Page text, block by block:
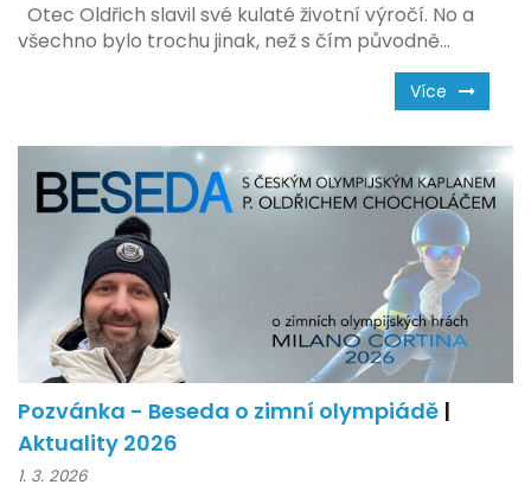
Otec Oldřich slavil své kulaté životní výročí. No a
všechno bylo trochu jinak, než s čím původně...
Více
Pozvánka - Beseda o zimní olympiádě |
Aktuality 2026
1. 3. 2026